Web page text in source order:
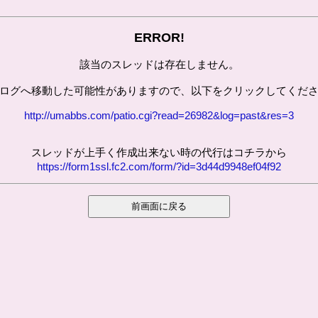
ERROR!
該当のスレッドは存在しません。
グへ移動した可能性がありますので、以下をクリックしてくだ
http://umabbs.com/patio.cgi?read=26982&log=past&res=3
スレッドが上手く作成出来ない時の代行はコチラから
https://form1ssl.fc2.com/form/?id=3d44d9948ef04f92